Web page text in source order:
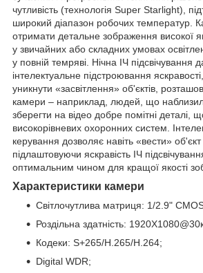
чутливість (технологія Super Starlight),
широкий діапазон робочих температур.
отримати детальне зображення високої
у звичайних або складних умовах
у повній темряві. Нічна ІЧ підсвічування
інтелектуальне підстроювання
уникнути «засвітлення» об'єктів,
камери – наприклад, людей, що
зберегти на відео добре помітні деталі,
високорівневих охоронних систем.
керування дозволяє навіть «вести» об'єкт
підлаштовуючи яскравість ІЧ
оптимальним чином для кращої якості
Характеристики камери
Світлочутлива матриця: 1/2.9"
Роздільна здатність:
Кодеки: S+265/H.265/H.264;
Digital WDR;